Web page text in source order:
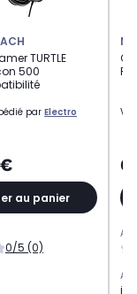
TURTLE
500
par Electro
au panier
0/5 (0)